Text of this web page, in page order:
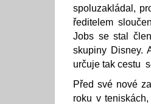
spoluzakládal,
ředitelem
Jobs se stal
skupiny Disney.
určuje tak cestu
Před své nové
roku v